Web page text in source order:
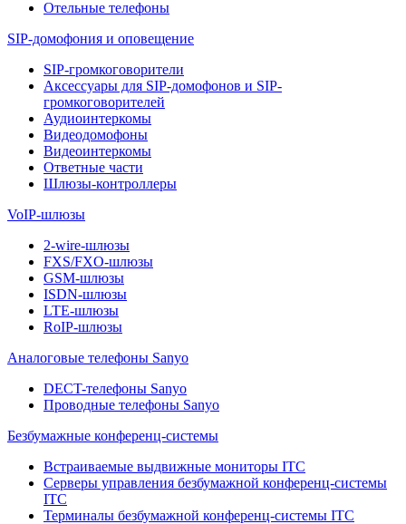
Отельные телефоны
SIP-домофония и оповещение
SIP-громкоговорители
Аксессуары для SIP-домофонов и SIP-
громкоговорителей
Аудиоинтеркомы
Видеодомофоны
Видеоинтеркомы
Ответные части
Шлюзы-контроллеры
VoIP-шлюзы
2-wire-шлюзы
FXS/FXO-шлюзы
GSM-шлюзы
ISDN-шлюзы
LTE-шлюзы
RoIP-шлюзы
Аналоговые телефоны Sanyo
DECT-телефоны Sanyo
Проводные телефоны Sanyo
Безбумажные конференц-системы
Встраиваемые выдвижные мониторы ITC
Серверы управления безбумажной конференц-системы
ITC
Терминалы безбумажной конференц-системы ITC